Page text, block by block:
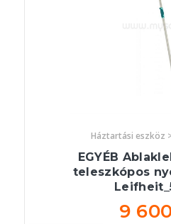
Háztartási eszköz
EGYÉB
teleszkópos
9